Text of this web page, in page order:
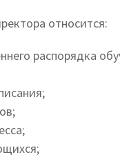
относится:
распорядка